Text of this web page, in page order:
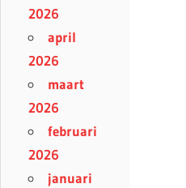
2026
april
2026
maart
2026
februari
2026
januari